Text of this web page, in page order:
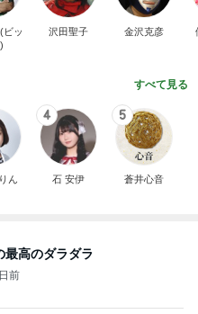
ビッ
沢田聖子 金沢克彦
すべて見る
ん
4
石 安伊
5
蒼井心音
最高のダラダラ
前